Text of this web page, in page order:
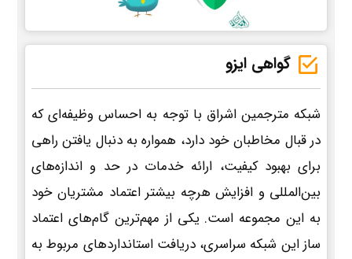
گواهی ایزو
شبکه مترجمین اشراق با توجه به احساس وظیفه‌ای که
در قبال مخاطبان خود دارد، همواره به دنبال یافتن راهی
برای بهبود کیفیت، ارائه خدمات در حد و اندازه‌های
بین‌المللی و افزایش هرچه بیشتر اعتماد مشتریان خود
به این مجموعه است. یکی از مهم‌ترین گام‌های اعتماد
ساز این شبکه سراسری، دریافت استانداردهای مربوط به